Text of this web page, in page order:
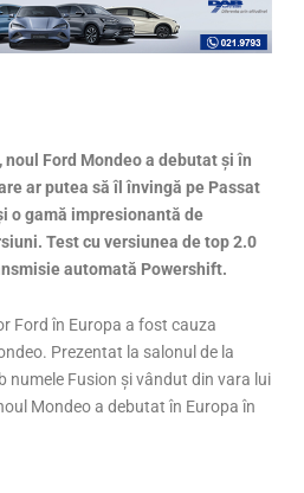
Ford Mondeo a debutat și în
ar putea să îl învingă pe Passat
o gamă impresionantă de
Test cu versiunea de top 2.0
automată Powershift.
Ford în Europa a fost cauza
Prezentat la salonul de la
numele Fusion și vândut din vara lui
Mondeo a debutat în Europa în